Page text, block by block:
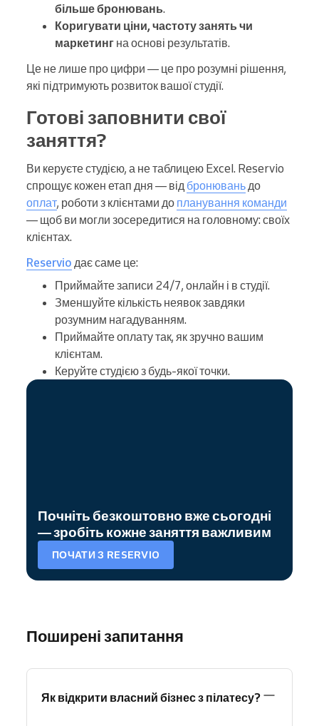
більше бронювань.
Коригувати ціни, частоту занять чи
маркетинг на основі результатів.
Це не лише про цифри — це про розумні рішення,
які підтримують розвиток вашої студії.
Готові заповнити свої
заняття?
Ви керуєте студією, а не таблицею Excel. Reservio
спрощує кожен етап дня — від бронюваньдо
оплат, роботи з клієнтами до планування команди
— щоб ви могли зосередитися на головному: своїх
клієнтах.
Reservio дає саме це:
Приймайте записи 24/7, онлайн і в студії.
Зменшуйте кількість неявок завдяки
розумним нагадуванням.
Приймайте оплату так, як зручно вашим
клієнтам.
Керуйте студією з будь-якої точки.
Почніть безкоштовно вже сьогодні
— зробіть кожне заняття важливим
ПОЧАТИ З RESERVIO
Поширені запитання
Як відкрити власний бізнес з пілатесу?